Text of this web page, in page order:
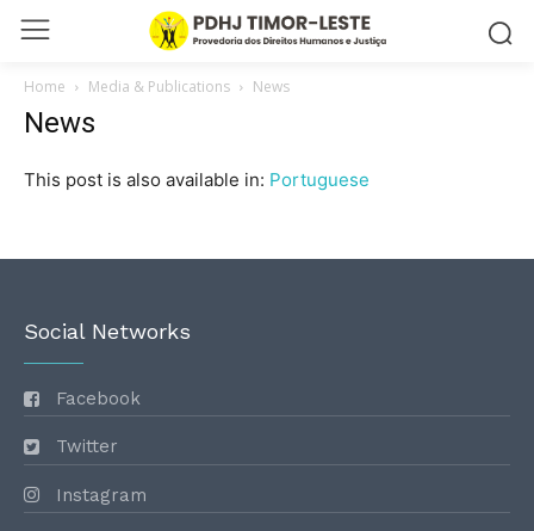
Home Media & Publications News
News
This post is also available in: Portuguese
Social Networks
Facebook
Twitter
Instagram